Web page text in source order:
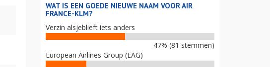
WAT IS EEN GOEDE NIEUWE NAAM VOOR AIR
FRANCE-KLM?
Verzin alsjeblieft iets anders
47% (81 stemmen)
European Airlines Group (EAG)